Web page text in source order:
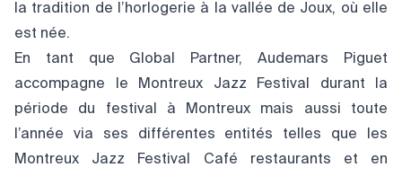
la tradition de l’horlogerie à la vallée de Joux, où elle
est née.
En tant que Global Partner, Audemars Piguet
accompagne le Montreux Jazz Festival durant la
période du festival à Montreux mais aussi toute
l’année via ses différentes entités telles que les
Montreux Jazz Festival Café restaurants et en